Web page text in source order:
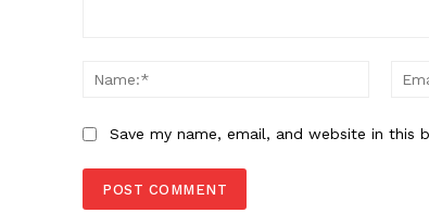
Name:*
Save my name, email, and website in